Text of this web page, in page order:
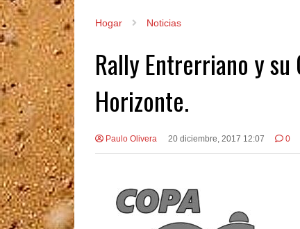
Hogar Noticias
Rally Entrerriano y su
Horizonte.
Paulo Olivera 20 diciembre, 2017 12:07 0